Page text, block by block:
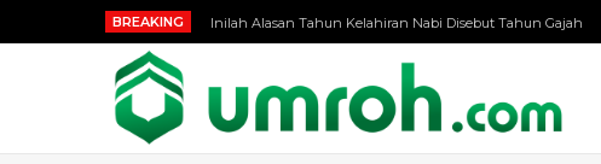
BREAKING Inilah Alasan Tahun Kelahiran Nabi Disebut Tahun Gajah